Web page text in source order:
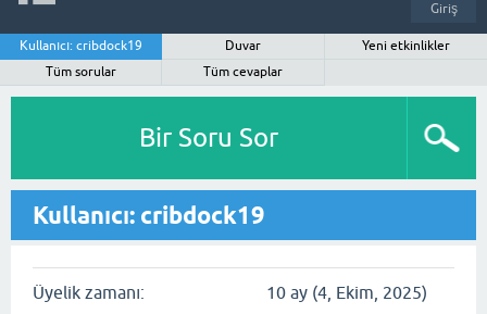
Giriş
Kullanıcı: cribdock19 Duvar
Yeni etkinlikler
Tüm sorular
Tüm cevaplar
Bir Soru Sor
Kullanıcı: cribdock19
Üyelik zamanı: 10 ay (4, Ekim, 2025)